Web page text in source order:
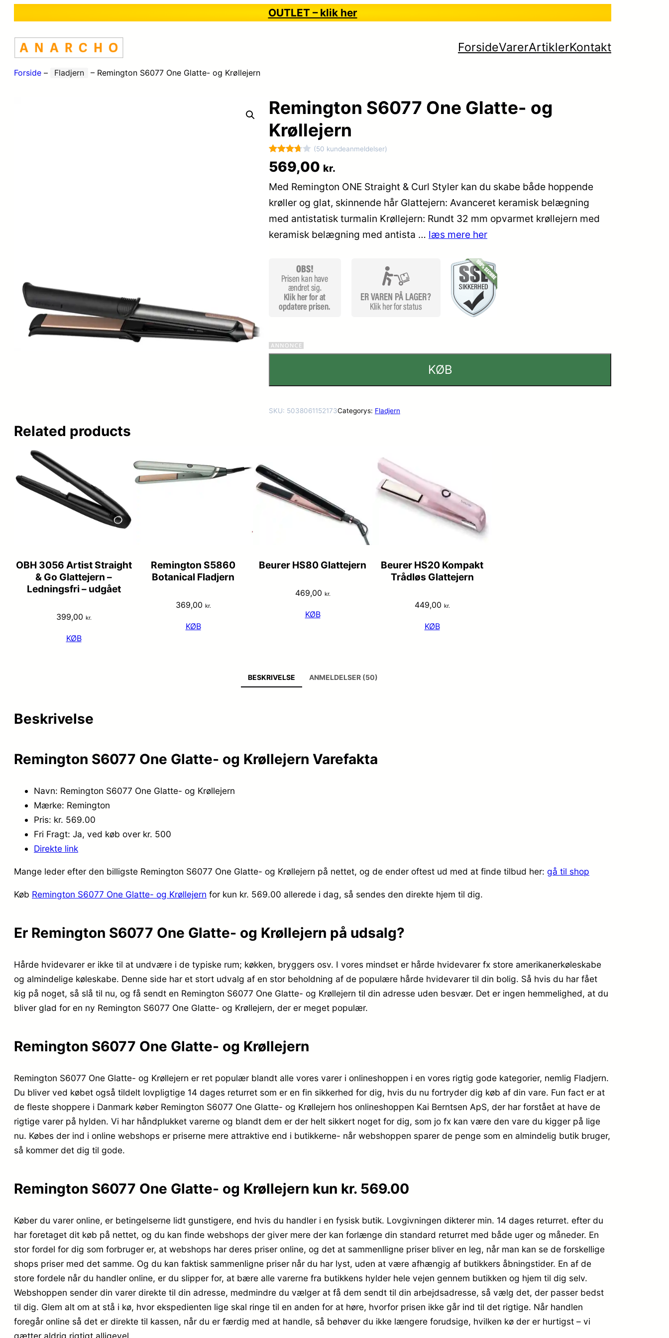
OUTLET – klik her
ForsideVarerArtiklerKontakt
Forside – Fladjern – Remington S6077 One Glatte- og Krøllejern
Remington S6077 One Glatte- og
Krøllejern
Bedømt
som
3.7ud
af 5
på
50
kundebed
(50 kundeanmeldelser)
569,00 kr.
Med Remington ONE Straight & Curl Styler kan du skabe både hoppende
krøller og glat, skinnende hår Glattejern: Avanceret keramisk belægning
med antistatisk turmalin Krøllejern: Rundt 32 mm opvarmet krøllejern med
keramisk belægning med antista … læs mere her
KØB
SKU: 5038061152173Categorys: Fladjern
Related products
OBH 3056 Artist Straight
& Go Glattejern –
Ledningsfri – udgået
399,00 kr.
KØB
Remington S5860
Botanical Fladjern
369,00 kr.
KØB
Beurer HS80 Glattejern
469,00 kr.
KØB
Beurer HS20 Kompakt
Trådløs Glattejern
449,00 kr.
KØB
BESKRIVELSE ANMELDELSER (50)
Beskrivelse
Remington S6077 One Glatte- og Krøllejern Varefakta
Navn: Remington S6077 One Glatte- og Krøllejern
Mærke: Remington
Pris: kr. 569.00
Fri Fragt: Ja, ved køb over kr. 500
Direkte link
Mange leder efter den billigste Remington S6077 One Glatte- og Krøllejern på nettet, og de ender oftest ud med at finde tilbud her: gå til shop
Køb Remington S6077 One Glatte- og Krøllejern for kun kr. 569.00 allerede i dag, så sendes den direkte hjem til dig.
Er Remington S6077 One Glatte- og Krøllejern på udsalg?
Hårde hvidevarer er ikke til at undvære i de typiske rum; køkken, bryggers osv. I vores mindset er hårde hvidevarer fx store amerikanerkøleskabe
og almindelige køleskabe. Denne side har et stort udvalg af en stor beholdning af de populære hårde hvidevarer til din bolig. Så hvis du har fået
kig på noget, så slå til nu, og få sendt en Remington S6077 One Glatte- og Krøllejern til din adresse uden besvær. Det er ingen hemmelighed, at du
bliver glad for en ny Remington S6077 One Glatte- og Krøllejern, der er meget populær.
Remington S6077 One Glatte- og Krøllejern
Remington S6077 One Glatte- og Krøllejern er ret populær blandt alle vores varer i onlineshoppen i en vores rigtig gode kategorier, nemlig Fladjern.
Du bliver ved købet også tildelt lovpligtige 14 dages returret som er en fin sikkerhed for dig, hvis du nu fortryder dig køb af din vare. Fun fact er at
de fleste shoppere i Danmark køber Remington S6077 One Glatte- og Krøllejern hos onlineshoppen Kai Berntsen ApS, der har forstået at have de
rigtige varer på hylden. Vi har håndplukket varerne og blandt dem er der helt sikkert noget for dig, som jo fx kan være den vare du kigger på lige
nu. Købes der ind i online webshops er priserne mere attraktive end i butikkerne- når webshoppen sparer de penge som en almindelig butik bruger,
så kommer det dig til gode.
Remington S6077 One Glatte- og Krøllejern kun kr. 569.00
Køber du varer online, er betingelserne lidt gunstigere, end hvis du handler i en fysisk butik. Lovgivningen dikterer min. 14 dages returret. efter du
har foretaget dit køb på nettet, og du kan finde webshops der giver mere der kan forlænge din standard returret med både uger og måneder. En
stor fordel for dig som forbruger er, at webshops har deres priser online, og det at sammenlligne priser bliver en leg, når man kan se de forskellige
shops priser med det samme. Og du kan faktisk sammenligne priser når du har lyst, uden at være afhængig af butikkers åbningstider. En af de
store fordele når du handler online, er du slipper for, at bære alle varerne fra butikkens hylder hele vejen gennem butikken og hjem til dig selv.
Webshoppen sender din varer direkte til din adresse, medmindre du vælger at få dem sendt til din arbejdsadresse, så vælg det, der passer bedst
til dig. Glem alt om at stå i kø, hvor ekspedienten lige skal ringe til en anden for at høre, hvorfor prisen ikke går ind til det rigtige. Når handlen
foregår online så det er direkte til kassen, når du er færdig med at handle, så behøver du ikke længere forudsige, hvilken kø der er hurtigst – vi
gætter aldrig rigtigt alligevel.